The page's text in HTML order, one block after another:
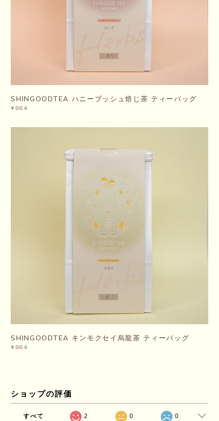
SHINGOODTEA ハニーブッシュ焙じ茶 ティーバッグ
¥864
SHINGOODTEA キンモクセイ烏龍茶 ティーバッグ
¥864
ショップの評価
すべて 2 0 0